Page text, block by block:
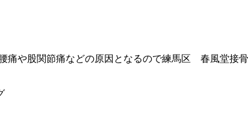
痛や股関節痛などの原因となるので練馬区 春風堂